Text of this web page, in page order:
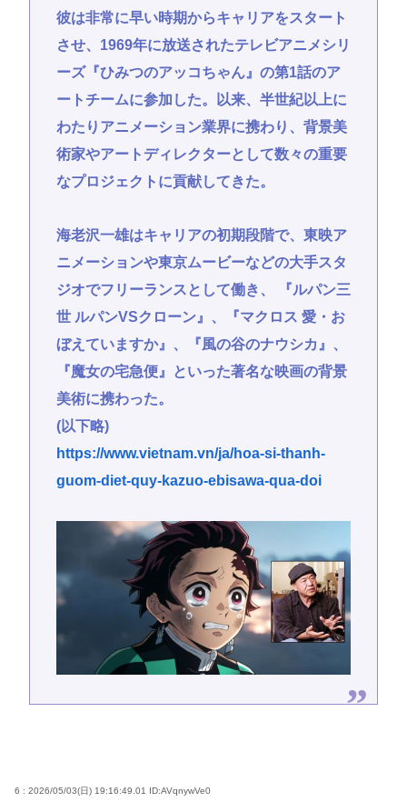
彼は非常に早い時期からキャリアをスタート
させ、1969年に放送されたテレビアニメシリ
ーズ『ひみつのアッコちゃん』の第1話のア
ートチームに参加した。以来、半世紀以上に
わたりアニメーション業界に携わり、背景美
術家やアートディレクターとして数々の重要
なプロジェクトに貢献してきた。
海老沢一雄はキャリアの初期段階で、東映ア
ニメーションや東京ムービーなどの大手スタ
ジオでフリーランスとして働き、 『ルパン三
世 ルパンVSクローン』、『マクロス 愛・お
ぼえていますか』、『風の谷のナウシカ』、
『魔女の宅急便』といった著名な映画の背景
美術に携わった。
(以下略)
https://www.vietnam.vn/ja/hoa-si-thanh-
guom-diet-quy-kazuo-ebisawa-qua-doi
6 : 2026/05/03(日) 19:16:49.01 ID:AVqnywVe0